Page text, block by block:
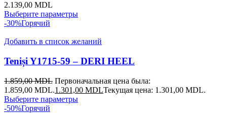
2.139,00 MDL
Выберите параметры
-30%Горячий
Добавить в список желаний
Teniși Y1715-59 – DERI HEEL
1.859,00MDL Первоначальная цена была:
1.859,00 MDL.1.301,00 MDLТекущая цена: 1.301,00 MDL.
Выберите параметры
-50%Горячий